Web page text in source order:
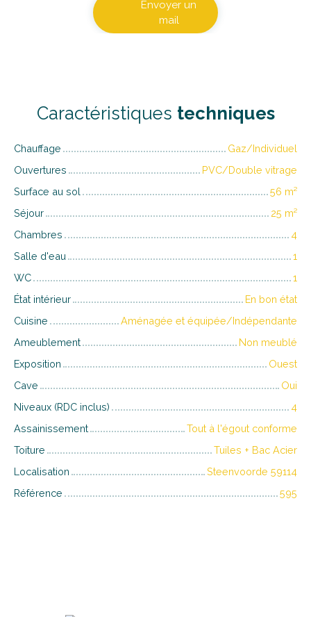
Envoyer un
mail
Caractéristiques techniques
Chauffage
Gaz/Individuel
Ouvertures
PVC/Double vitrage
Surface au sol
56 m²
Séjour
25 m²
Chambres
4
Salle d'eau
1
WC
1
État intérieur
En bon état
Cuisine
Aménagée et équipée/Indépendante
Ameublement
Non meublé
Exposition
Ouest
Cave
Oui
Niveaux (RDC inclus)
4
Assainissement
Tout à l'égout conforme
Toiture
Tuiles + Bac Acier
Localisation
Steenvoorde 59114
Référence
595